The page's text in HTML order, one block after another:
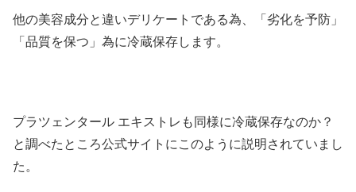
他の美容成分と違いデリケートである為、「劣化を予防」
「品質を保つ」為に冷蔵保存します。
プラツェンタール エキストレも同様に冷蔵保存なのか？
と調べたところ公式サイトにこのように説明されていまし
た。